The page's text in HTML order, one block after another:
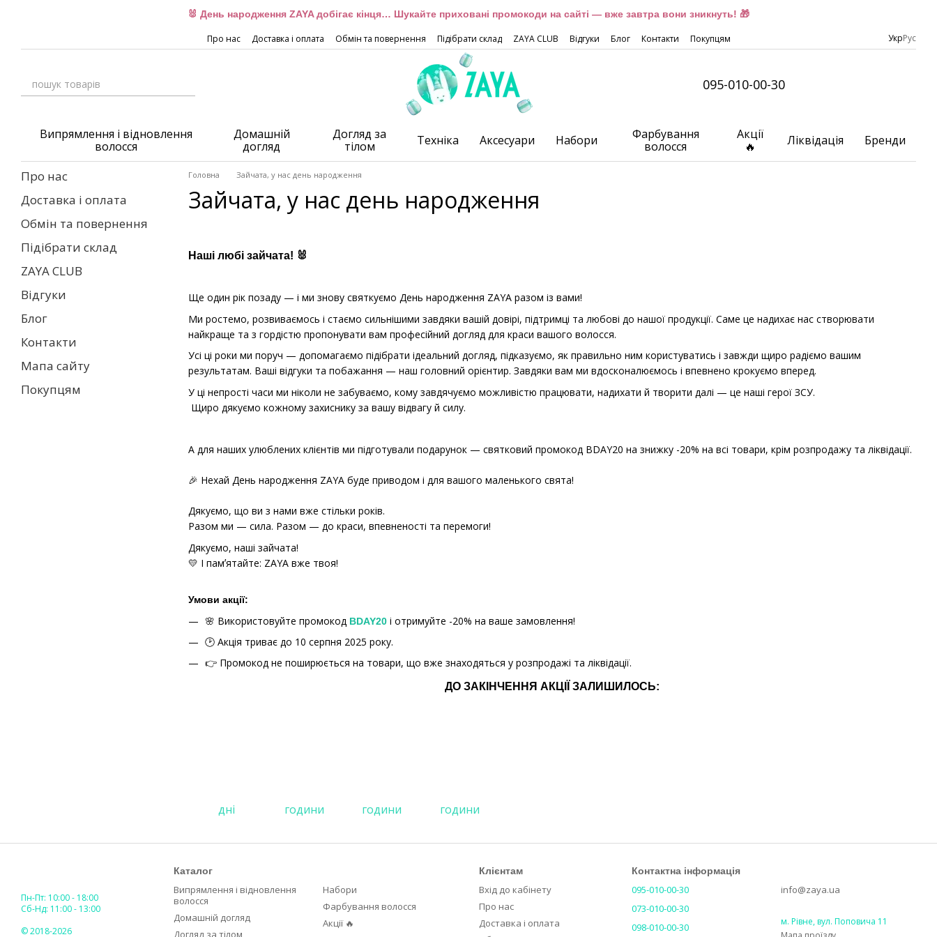
🐰 День народження ZAYA добігає кінця… Шукайте приховані промокоди на сайті — вже завтра вони зникнуть! 🎁
Про нас Доставка і оплата Обмін та повернення Підібрати склад ZAYA CLUB Відгуки Блог Контакти Покупцям УкрРус
095-010-00-30
Випрямлення і відновлення
волосся
Домашній
догляд
Догляд за
тілом
Техніка Аксесуари Набори
Фарбування
волосся
Акції
🔥
Ліквідація Бренди
Головна Зайчата, у нас день народження
Зайчата, у нас день народження
Наші любі зайчата! 🐰
Ще один рік позаду — і ми знову святкуємо День народження ZAYA разом із вами!
Ми ростемо, розвиваємось і стаємо сильнішими завдяки вашій довірі, підтримці та любові до нашої продукції. Саме це надихає нас створювати
найкраще та з гордістю пропонувати вам професійний догляд для краси вашого волосся.
Усі ці роки ми поруч — допомагаємо підібрати ідеальний догляд, підказуємо, як правильно ним користуватись і завжди щиро радіємо вашим
результатам. Ваші відгуки та побажання — наш головний орієнтир. Завдяки вам ми вдосконалюємось і впевнено крокуємо вперед.
У ці непрості часи ми ніколи не забуваємо, кому завдячуємо можливістю працювати, надихати й творити далі — це наші герої ЗСУ.
Щиро дякуємо кожному захиснику за вашу відвагу й силу.
А для наших улюблених клієнтів ми підготували подарунок — святковий промокод BDAY20 на знижку -20% на всі товари, крім розпродажу та ліквідації.
🎉 Нехай День народження ZAYA буде приводом і для вашого маленького свята!
Дякуємо, що ви з нами вже стільки років.
Разом ми — сила. Разом — до краси, впевненості та перемоги!
Дякуємо, наші зайчата!
💛 І памʼятайте: ZAYA вже твоя!
Умови акції:
🌸 Використовуйте промокод BDAY20 і отримуйте -20% на ваше замовлення!
🕑 Акція триває до 10 серпня 2025 року.
👉 Промокод не поширюється на товари, що вже знаходяться у розпродажі та ліквідації.
ДО ЗАКІНЧЕННЯ АКЦІЇ ЗАЛИШИЛОСЬ:
Про нас
Доставка і оплата
Обмін та повернення
Підібрати склад
ZAYA CLUB
Відгуки
Блог
Контакти
Мапа сайту
Покупцям
Пн-Пт: 10:00 - 18:00
Сб-Нд: 11:00 - 13:00
© 2018-2026
Каталог
Випрямлення і відновлення
волосся
Домашній догляд
Догляд за тілом
Набори
Фарбування волосся
Акції 🔥
Клієнтам
Вхід до кабінету
Про нас
Доставка і оплата
Контактна інформація
095-010-00-30
073-010-00-30
098-010-00-30
info@zaya.ua
м. Рівне, вул. Поповича 11